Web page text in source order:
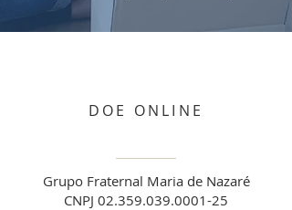
DOE ONLINE
Grupo Fraternal Maria de Nazaré
CNPJ 02.359.039.0001-25